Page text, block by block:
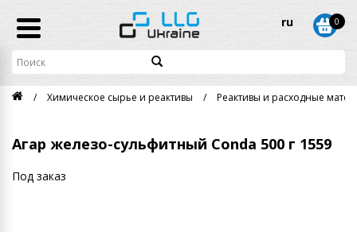
ru 0
Химическое сырье и реактивы Реактивы и расходные
Агар железо-сульфитный Conda 500 г 1559
Под заказ